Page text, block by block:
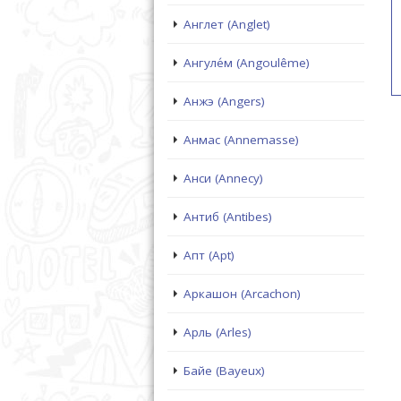
Англет (Anglet)
Ангуле́м (Angoulême)
Анжэ (Angers)
Анмас (Annemasse)
Анси (Annecy)
Антиб (Antibes)
Апт (Apt)
Аркашон (Arcachon)
Арль (Arles)
Байе (Bayeux)